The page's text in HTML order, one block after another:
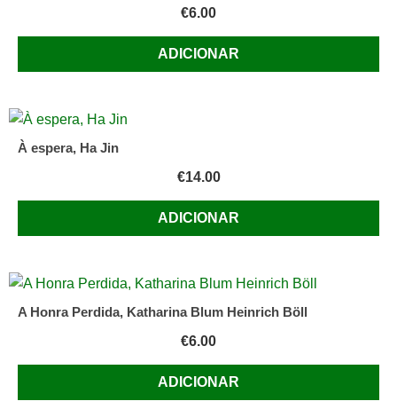
€6.00
ADICIONAR
À espera, Ha Jin
€14.00
ADICIONAR
A Honra Perdida, Katharina Blum Heinrich Böll
€6.00
ADICIONAR